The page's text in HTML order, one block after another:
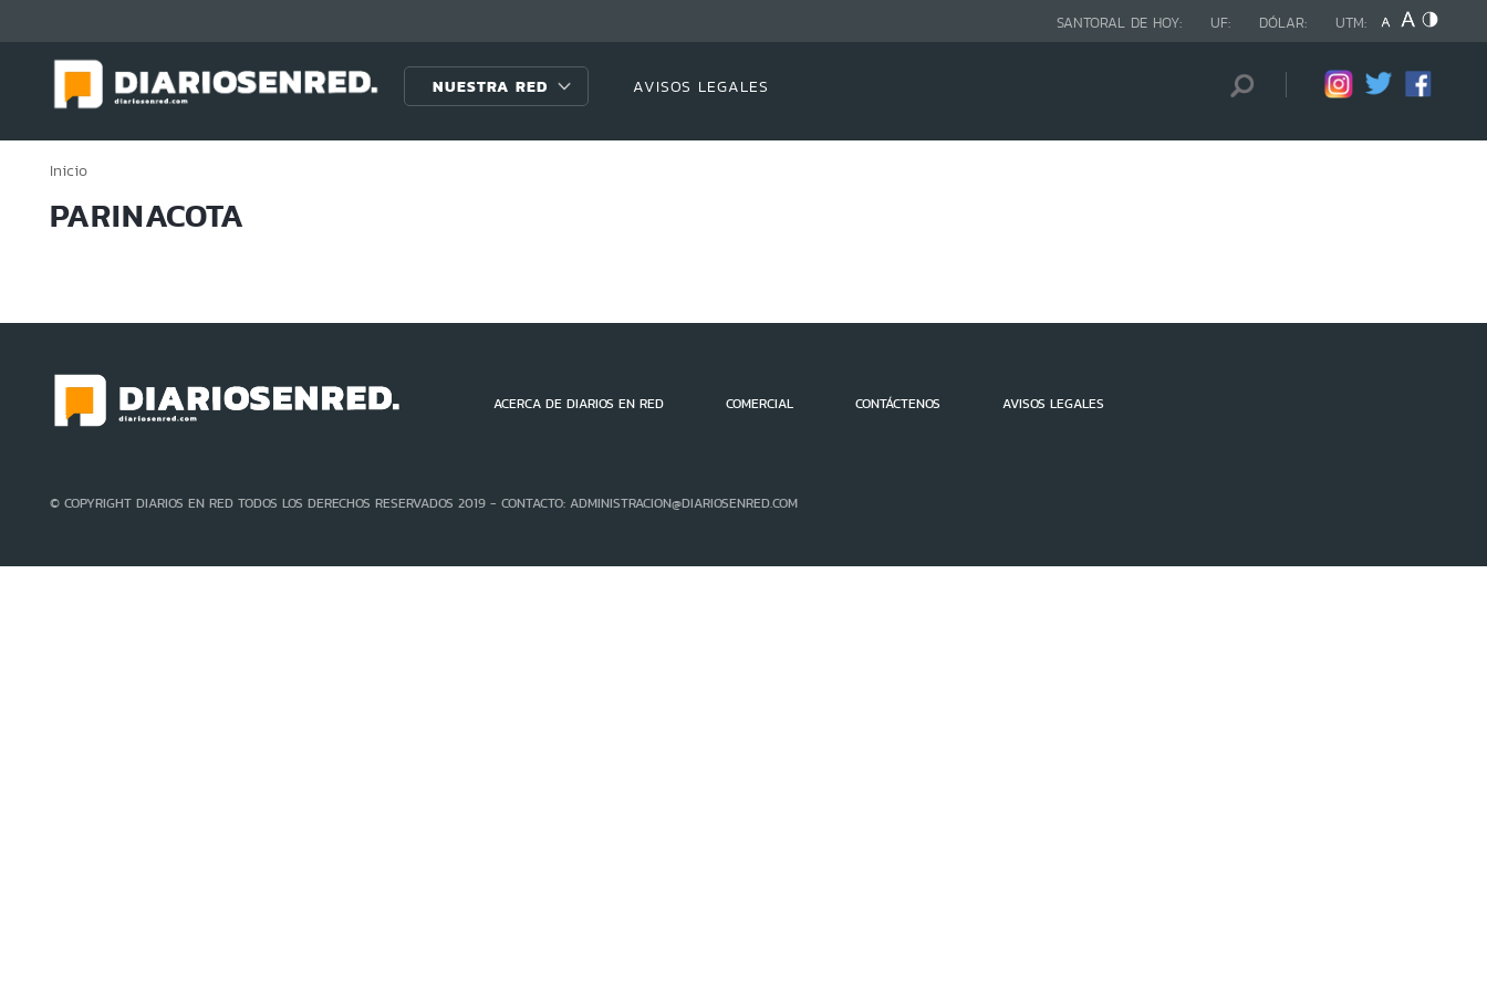
SANTORAL DE HOY: UF: DÓLAR: UTM:
NUESTRA RED AVISOS LEGALES
Inicio
PARINACOTA
ACERCA DE DIARIOS EN RED COMERCIAL CONTÁCTENOS AVISOS LEGALES
© COPYRIGHT DIARIOS EN RED TODOS LOS DERECHOS RESERVADOS 2019 - CONTACTO: ADMINISTRACION@DIARIOSENRED.COM